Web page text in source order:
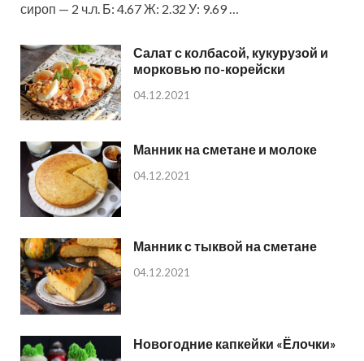
сироп — 2 ч.л. Б: 4.67 Ж: 2.32 У: 9.69 …
Салат с колбасой, кукурузой и
морковью по-корейски
04.12.2021
Манник на сметане и молоке
04.12.2021
Манник с тыквой на сметане
04.12.2021
Новогодние капкейки «Ёлочки»